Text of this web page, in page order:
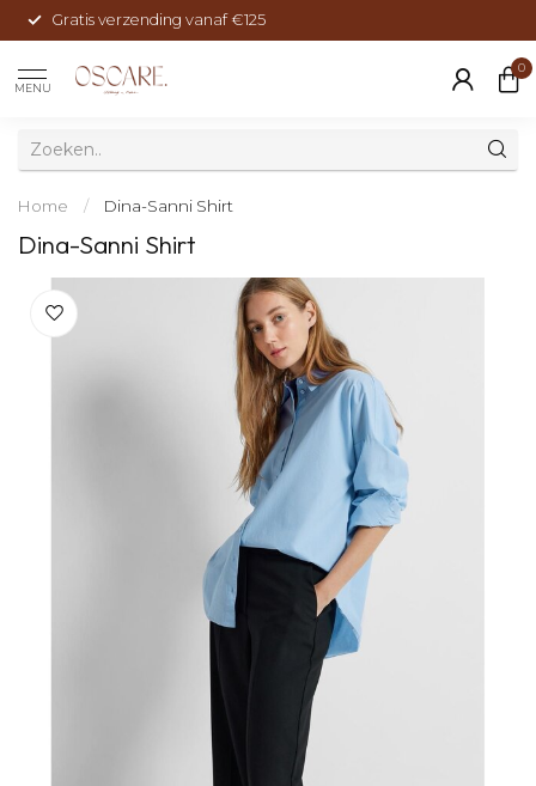
Gratis verzending vanaf €125
MENU
0
Home / Dina-Sanni Shirt
Dina-Sanni Shirt